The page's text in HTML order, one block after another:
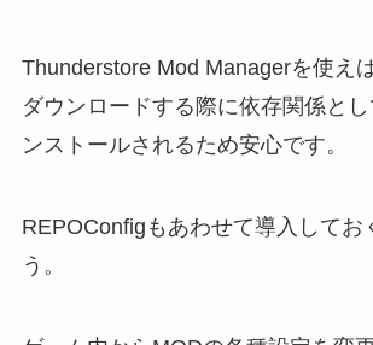
Thunderstore Mod Managerを使え
ダウンロードする際に依存関係と
ンストールされるため安心です。
REPOConfigもあわせて導入してお
う。